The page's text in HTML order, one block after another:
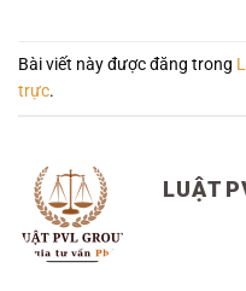
Bài viết này được đăng trong
trực.
LUẬT